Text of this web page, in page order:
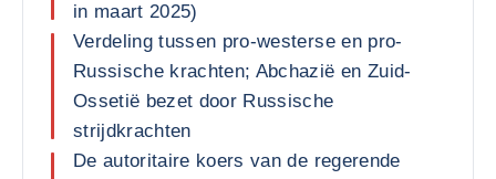
in maart 2025)
Verdeling tussen pro-westerse en pro-
Russische krachten; Abchazië en Zuid-
Ossetië bezet door Russische
strijdkrachten
De autoritaire koers van de regerende